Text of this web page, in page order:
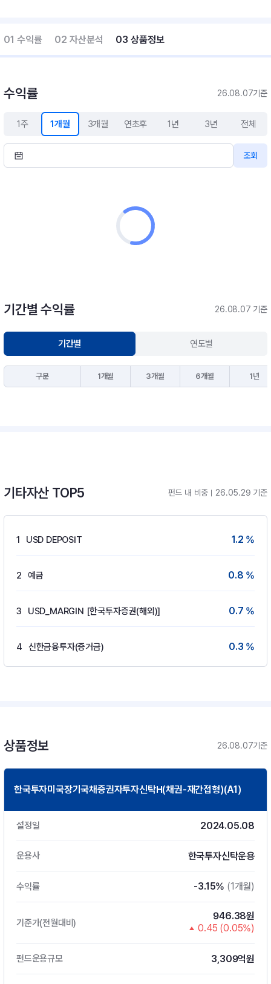
01 수익률 02 자산분석 03 상품정보
수익률 26.08.07기준
1주 1개월 3개월 연초후 1년 3년 전체
조회
기간별 수익률 26.08.07 기준
기간별 연도별
구분 1개월 3개월 6개월 1년
기타자산 TOP5 펀드 내 비중 26.05.29 기준
1 USD DEPOSIT 1.2 %
2 예금 0.8 %
3 USD_MARGIN [한국투자증권(해외)] 0.7 %
4 신한금융투자(증거금) 0.3 %
상품정보 26.08.07기준
한국투자미국장기국채증권자투자신탁H(채권-재간접형)(A1)
설정일 2024.05.08
운용사 한국투자신탁운용
수익률 -3.15% (1개월)
기준가(전월대비)
946.38원
0.45 (0.05%)
펀드운용규모 3,309억원